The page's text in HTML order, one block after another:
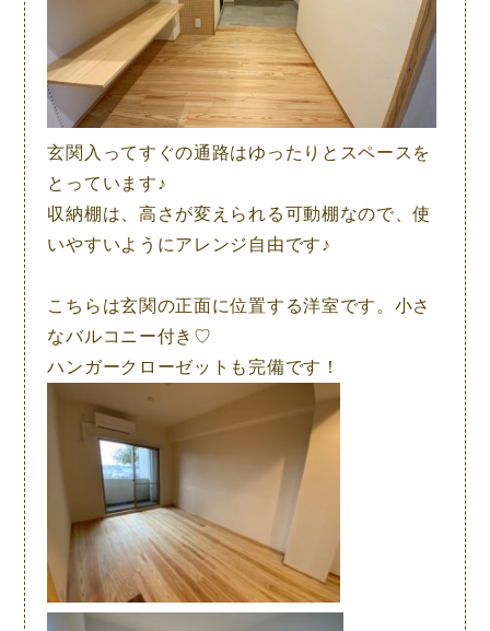
玄関入ってすぐの通路はゆったりとスペースを
とっています♪
収納棚は、高さが変えられる可動棚なので、使
いやすいようにアレンジ自由です♪
こちらは玄関の正面に位置する洋室です。小さ
なバルコニー付き♡
ハンガークローゼットも完備です！